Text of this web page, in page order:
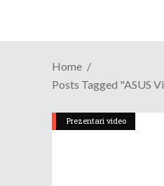
Home
Posts Tagged "ASUS
Prezentari video